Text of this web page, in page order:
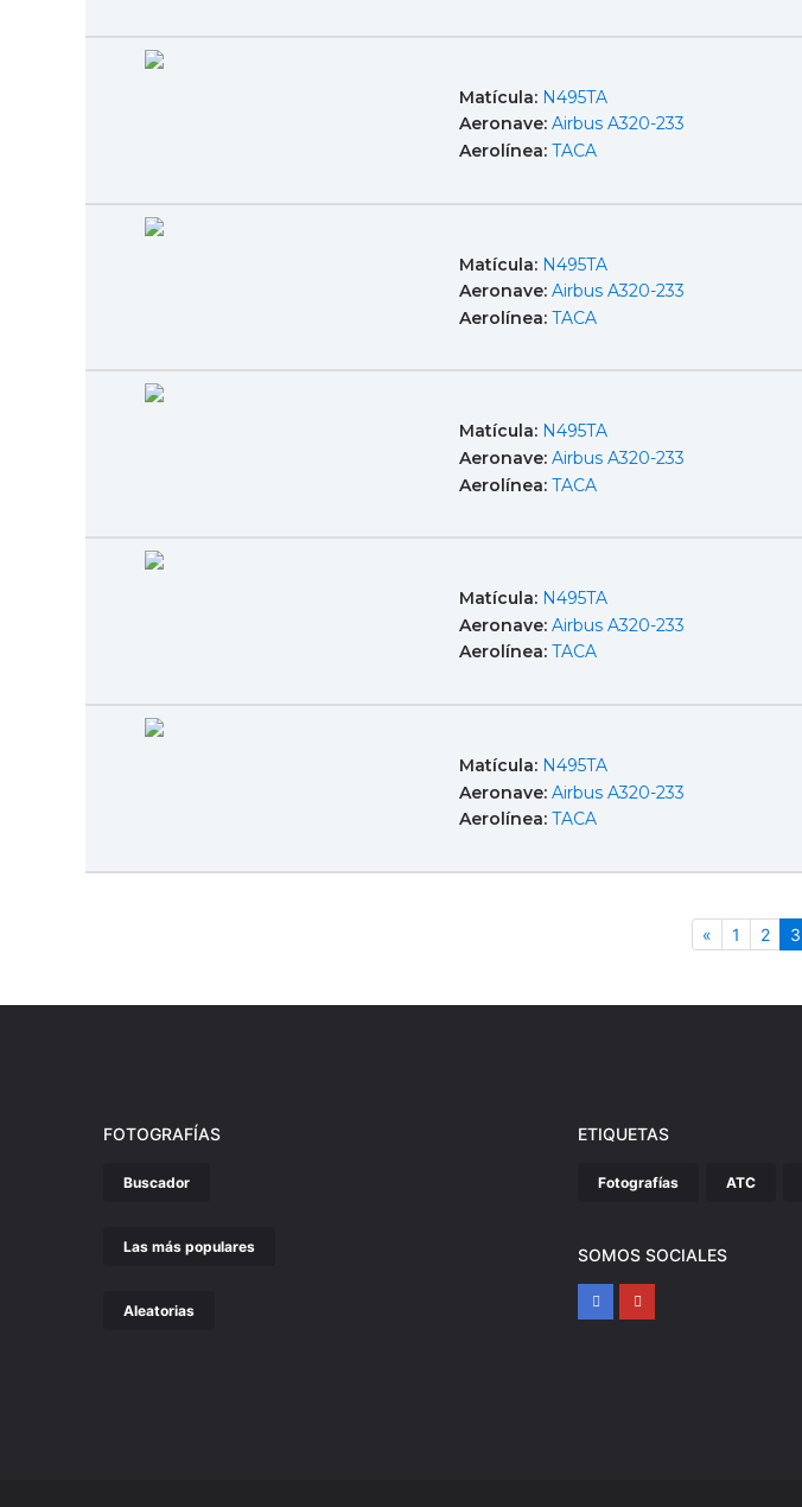
Matícula: N495TA
Aeronave: Airbus A320-233
Aerolínea: TACA
Matícula: N495TA
Aeronave: Airbus A320-233
Aerolínea: TACA
Matícula: N495TA
Aeronave: Airbus A320-233
Aerolínea: TACA
Matícula: N495TA
Aeronave: Airbus A320-233
Aerolínea: TACA
Matícula: N495TA
Aeronave: Airbus A320-233
Aerolínea: TACA
« Anterior
1 2 3
FOTOGRAFÍAS
Buscador
Las más populares
Aleatorias
ETIQUETAS
Fotografías ATC
SOMOS SOCIALES